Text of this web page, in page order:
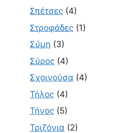
Σπέτσες (4)
Στροφάδες (1)
Σύμη (3)
Σύρος (4)
Σχοινούσα (4)
Τήλος (4)
Τήνος (5)
Τριζόνια (2)